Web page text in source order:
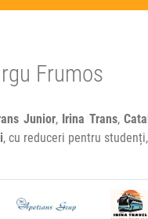
Frumos
Junior, Irina Trans,
, cu reduceri pentru